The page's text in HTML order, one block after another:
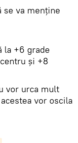
se va menține
la +6 grade
și +8
vor urca mult
vor oscila